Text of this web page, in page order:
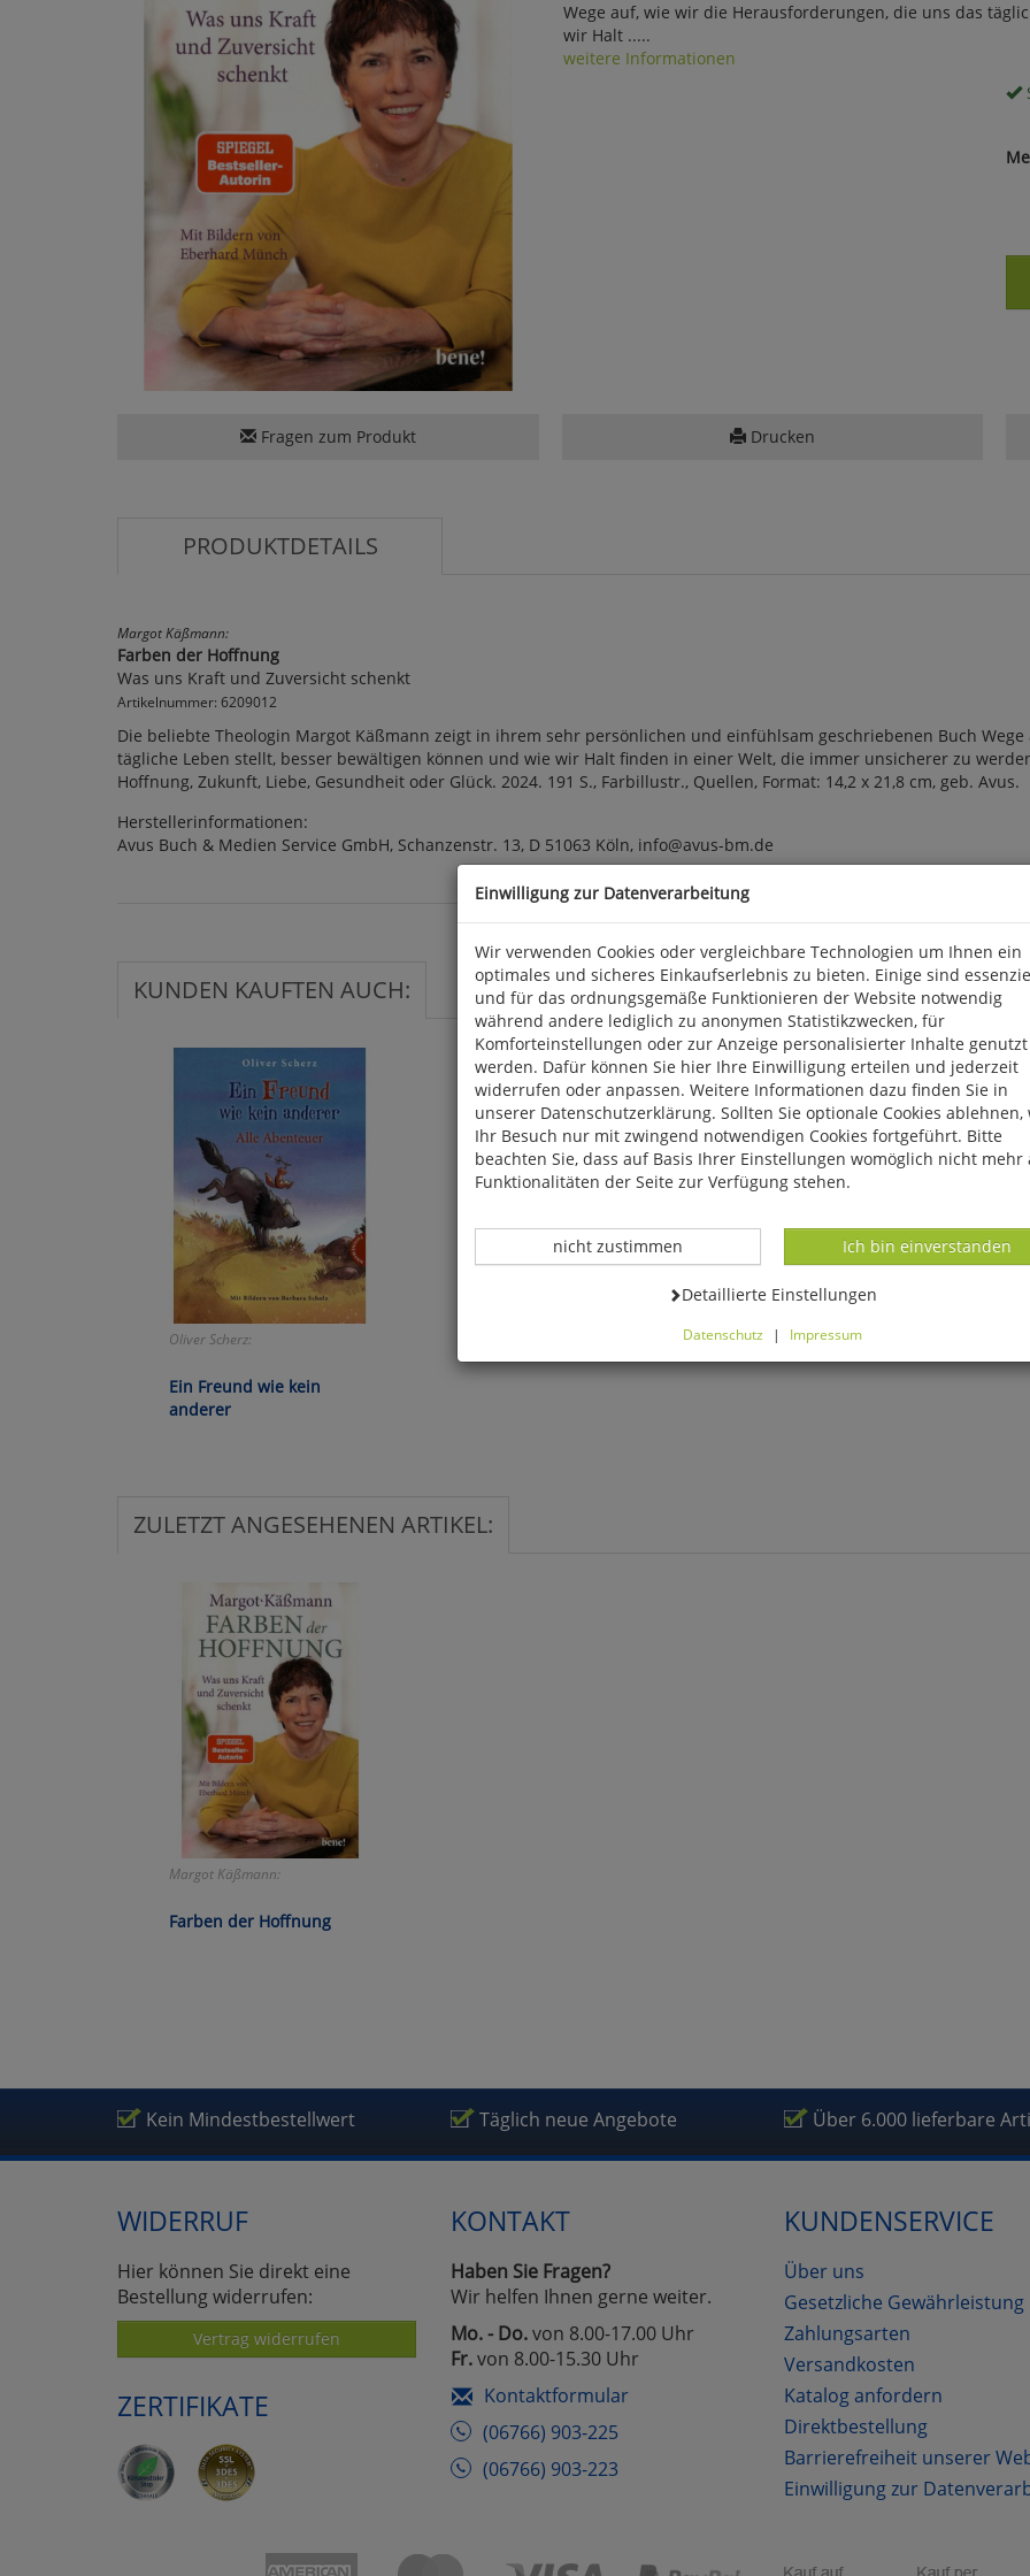
Wege auf, wie wir die Herausforderungen, die uns das
wir Halt .....
weitere Informationen
Fragen zum Produkt Drucken
PRODUKTDETAILS
Margot Käßmann:
Farben der Hoffnung
Was uns Kraft und Zuversicht schenkt
Artikelnummer: 6209012
Die beliebte Theologin Margot Käßmann zeigt in ihrem sehr persönlichen und einfühlsam geschriebenen Buch
tägliche Leben stellt, besser bewältigen können und wie wir Halt finden in einer Welt, die immer unsicherer zu
Hoffnung, Zukunft, Liebe, Gesundheit oder Glück. 2024. 191 S., Farbillustr., Quellen, Format: 14,2 x 21,8 cm, geb. Avus.
Herstellerinformationen:
Avus Buch & Medien Service GmbH, Schanzenstr. 13, D 51063 Köln, info@avus-bm.de
KUNDEN KAUFTEN AUCH:
Oliver Scherz:
Ein Freund wie kein
anderer
ZULETZT ANGESEHENEN ARTIKEL:
Margot Käßmann:
Farben der Hoffnung
Kein Mindestbestellwert Täglich neue Angebote Über 6.000 lieferbare
WIDERRUF
Hier können Sie direkt eine
Bestellung widerrufen:
Vertrag widerrufen
ZERTIFIKATE
KONTAKT
Haben Sie Fragen?
Wir helfen Ihnen gerne weiter.
Mo. - Do.von 8.00-17.00 Uhr
Fr.von 8.00-15.30 Uhr
Kontaktformular
(06766) 903-225
(06766) 903-223
KUNDENSERVICE
Über uns
Gesetzliche Gewährleistung
Zahlungsarten
Versandkosten
Katalog anfordern
Direktbestellung
Barrierefreiheit unserer
Einwilligung zur
Einwilligung zur Datenverarbeitung
Wir verwenden Cookies oder vergleichbare Technologien um Ihnen ein
optimales und sicheres Einkaufserlebnis zu bieten. Einige sind
und für das ordnungsgemäße Funktionieren der Website notwendig
während andere lediglich zu anonymen Statistikzwecken, für
Komforteinstellungen oder zur Anzeige personalisierter Inhalte genutzt
werden. Dafür können Sie hier Ihre Einwilligung erteilen und jederzeit
widerrufen oder anpassen. Weitere Informationen dazu finden Sie in
unserer Datenschutzerklärung. Sollten Sie optionale Cookies ablehnen,
Ihr Besuch nur mit zwingend notwendigen Cookies fortgeführt. Bitte
beachten Sie, dass auf Basis Ihrer Einstellungen womöglich nicht mehr
Funktionalitäten der Seite zur Verfügung stehen.
Datenverarbeitung -
Ich bin einverstanden
Datenverarbeitung -
nicht zustimmen
Datenverarbeitung -
Detaillierte Einstellungen
Datenschutz | Impressum
Cookies ablehnen, wird Ihr Besuch nur mit zwingend notwendigen